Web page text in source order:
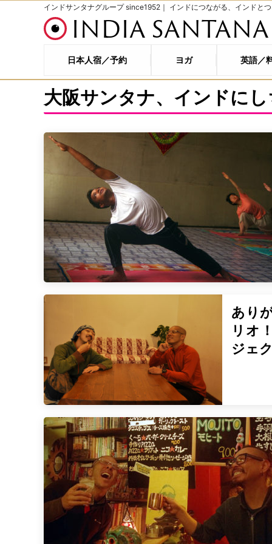
インドサンタナグループ since1952｜ インドにつながる、インドと
INDIA SANTANA
日本人宿／予約 ヨガ 英語／
大阪サンタナ、インドに
あり
リオ
ジェ